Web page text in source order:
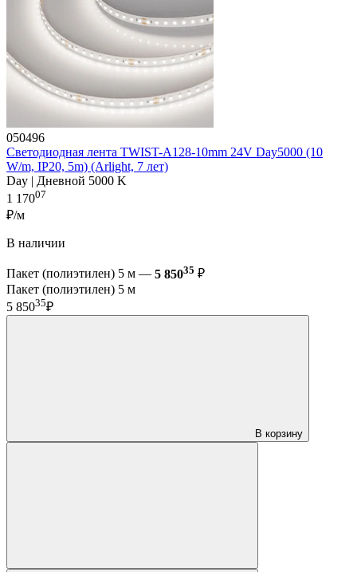
050496
Светодиодная лента TWIST-A128-10mm 24V Day5000 (10
W/m, IP20, 5m) (Arlight, 7 лет)
Day | Дневной 5000 K
1 17007
₽/м
В наличии
Пакет (полиэтилен) 5 м — 5 85035 ₽
Пакет (полиэтилен) 5 м
5 85035₽
В корзину